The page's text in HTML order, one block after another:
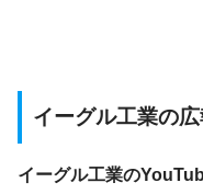
イーグル工業の広
イーグル工業の